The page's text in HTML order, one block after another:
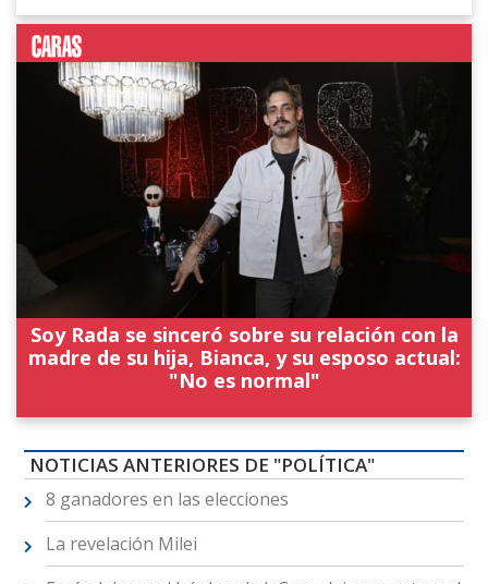
Soy Rada se sinceró sobre su relación con la
madre de su hija, Bianca, y su esposo actual:
"No es normal"
NOTICIAS ANTERIORES DE "POLÍTICA"
8 ganadores en las elecciones
La revelación Milei